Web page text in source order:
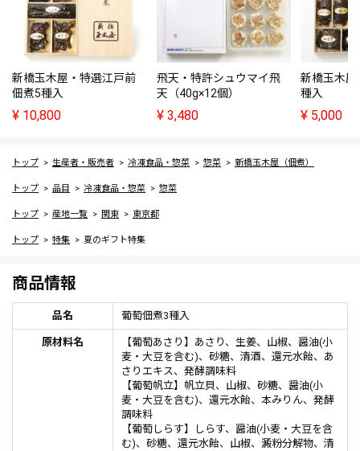
新橋玉木屋・特選江戸前
佃煮5種入
¥ 10,800
飛天・特許シュウマイ飛
天（40g×12個）
¥ 3,480
新橋玉木
種入
¥ 5,000
トップ 生産者・販売者 冷凍食品・惣菜 惣菜 新橋玉木屋（佃煮）
トップ 品目 冷凍食品・惣菜 惣菜
トップ 産地一覧 関東 東京都
トップ 特集 夏のギフト特集
商品情報
品名 葡萄佃煮3種入
原材料名
【葡萄あさり】あさり、生姜、山椒、醤油(小
麦・大豆を含む)、砂糖、清酒、還元水飴、あ
さりエキス、発酵調味料
【葡萄帆立】帆立貝、山椒、砂糖、醤油(小
麦・大豆を含む)、還元水飴、本みりん、発酵
調味料
【葡萄しらす】しらす、醤油(小麦・大豆を含
む)、砂糖、還元水飴、山椒、澱粉分解物、清